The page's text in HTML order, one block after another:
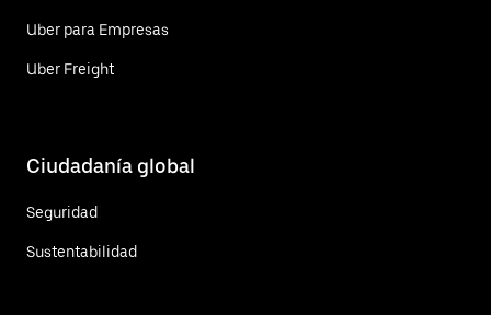
Uber para Empresas
Uber Freight
Ciudadanía global
Seguridad
Sustentabilidad